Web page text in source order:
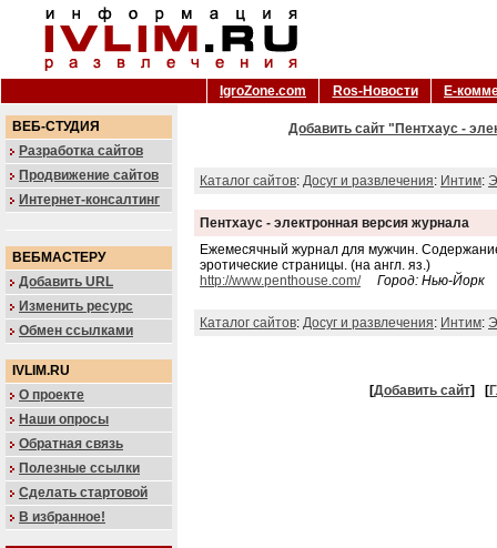
IgroZone.com Ros-Новости Е-
ВЕБ-СТУДИЯ
Разработка сайтов
Продвижение сайтов
Интернет-консалтинг
ВЕБМАСТЕРУ
Добавить URL
Изменить ресурс
Обмен ссылками
IVLIM.RU
О проекте
Наши опросы
Обратная связь
Полезные ссылки
Сделать стартовой
В избранное!
Добавить сайт "Пентхаус -
Каталог сайтов: Досуг и развлечения: Интим:
Пентхаус - электронная версия журнала
Ежемесячный журнал для мужчин.
эротические страницы. (на англ. яз.)
http://www.penthouse.com/
Город: Нью-Йорк
Каталог сайтов: Досуг и развлечения: Интим:
[Добавить сайт] [